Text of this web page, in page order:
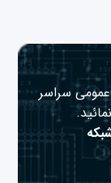
عمومی سراسر